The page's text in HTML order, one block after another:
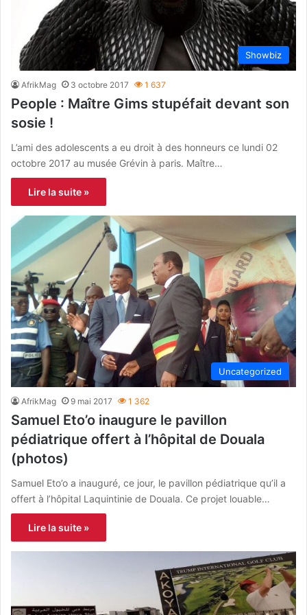
Showbiz
AfrikMag 3 octobre 2017 1 637
People : Maître Gims stupéfait devant son
sosie !
L’ami des adolescents a eu droit à des honneurs ce lundi 02
octobre 2017 au musée Grévin à paris. Maître…
Lire la suite »
Uncategorized
AfrikMag 9 mai 2017 1 362
Samuel Eto’o inaugure le pavillon
pédiatrique offert à l’hôpital de Douala
(photos)
Samuel Eto’o a inauguré, ce jour, le pavillon pédiatrique qu’il a
offert à l’hôpital Laquintinie de Douala. Ce projet louable…
Lire la suite »